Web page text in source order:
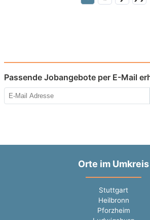
Passende Jobangebote per E-Mail
Orte im Umkreis
Stuttgart
Heilbronn
Pforzheim